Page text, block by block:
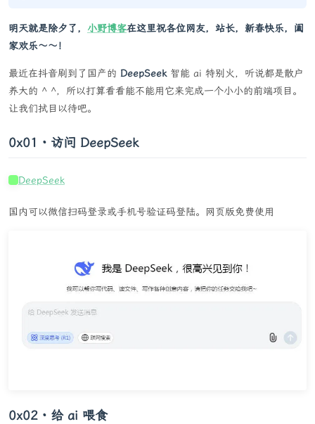
明天就是除夕了， 小野博客在这里祝各位网友，站长，新春快乐，阖
家欢乐～～！
最近在抖音刷到了国产的 DeepSeek智能 ai 特别火，听说都是散户
养大的 ^ ^，所以打算看看能不能用它来完成一个小小的前端项目。
让我们拭目以待吧。
0x01・访问 DeepSeek
DeepSeek
国内可以微信扫码登录或手机号验证码登陆。网页版免费使用
0x02・给 ai 喂食